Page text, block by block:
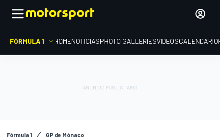
FÓRMULA 1 HOMENOTICIASPHOTO GALLERIESVIDEOSCALENDARIO
Fórmula 1 GP de Mónaco